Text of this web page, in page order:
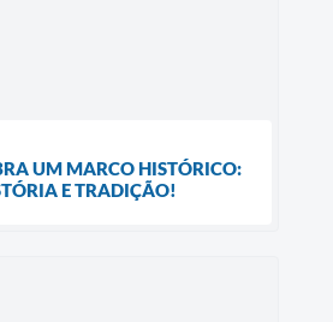
UM MARCO HISTÓRICO:
E TRADIÇÃO!